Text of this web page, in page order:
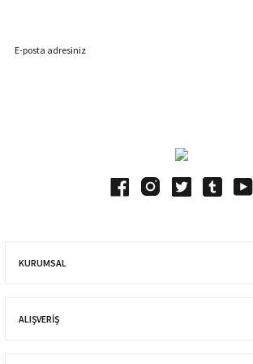
KURUMSAL
ALIŞVERIŞ